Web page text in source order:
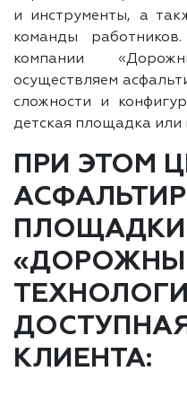
и инструменты, а
команды
компании
осуществляем
сложности и
детская площадка или
ПРИ ЭТОМ
ПЛОЩАДКИ
КЛИЕНТА: